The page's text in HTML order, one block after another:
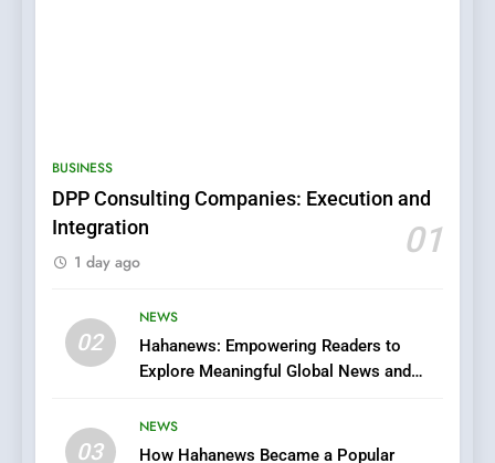
BUSINESS
DPP Consulting Companies: Execution and
Integration
01
1 day ago
02
NEWS
Hahanews: Empowering Readers to
Explore Meaningful Global News and
03
NEWS
How Hahanews Became a Popular
Films in the Online Era
FASHION
6
Viewer’s Guide to Quality
Streaming Platforms
ENTERTAINMENT
The Changing World of